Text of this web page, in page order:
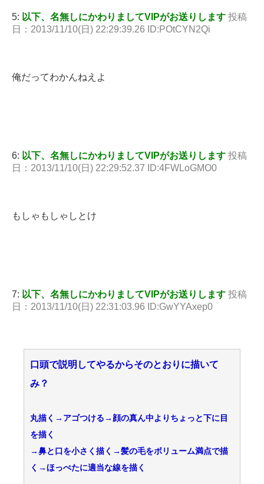
5: 以下、名無しにかわりましてVIPがお送りします 投稿
日：2013/11/10(日) 22:29:39.26 ID:POtCYN2Qi
俺だってわかんねえよ
6: 以下、名無しにかわりましてVIPがお送りします 投稿
日：2013/11/10(日) 22:29:52.37 ID:4FWLoGMO0
もしゃもしゃしとけ
7: 以下、名無しにかわりましてVIPがお送りします 投稿
日：2013/11/10(日) 22:31:03.96 ID:GwYYAxep0
口頭で説明してやるからそのとおりに描いて
み？
丸描く→アゴつける→顔の真ん中よりちょっと下に目
を描く
→鼻と口を小さく描く→髪の毛をボリューム満点で描
く→ほっぺたに適当な線を描く